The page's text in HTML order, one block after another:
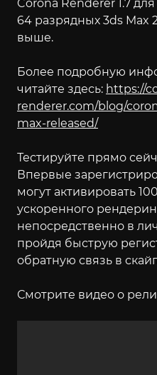
Corona Renderer 1.7
64 разрядных 3ds Max
выше.
Более подробную
читайте здесь: https://
renderer.com/blog/
max-released/
Тестируйте прямо
Впервые
могут активировать
ускоренного
непосредственно в
пройдя быструю
обратную связь в
Смотрите видео о